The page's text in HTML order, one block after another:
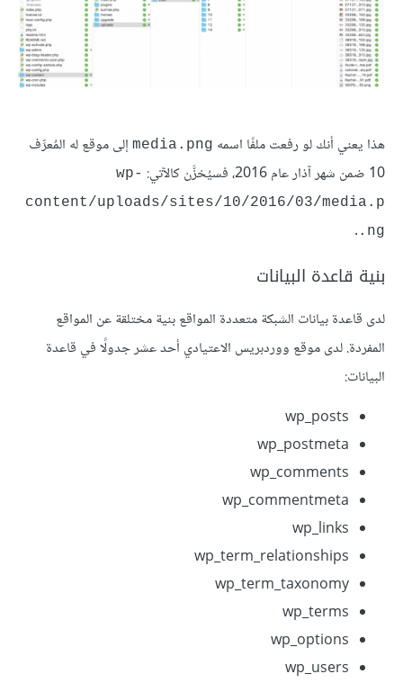
هذا يعني أنك لو رفعت ملفًا اسمه media.png إلى موقع له المُعرِّف
10 ضمن شهر آذار عام 2016، فسيُخزَّن كالآتي:
wp-
content/uploads/sites/10/2016/03/media.p
ng.
.
بنية قاعدة البيانات
لدى قاعدة بيانات الشبكة متعددة المواقع بنية مختلقة عن المواقع
المفردة. لدى موقع ووردبريس الاعتيادي أحد عشر جدولًا في قاعدة
البيانات:
wp_posts
wp_postmeta
wp_comments
wp_commentmeta
wp_links
wp_term_relationships
wp_term_taxonomy
wp_terms
wp_options
wp_users